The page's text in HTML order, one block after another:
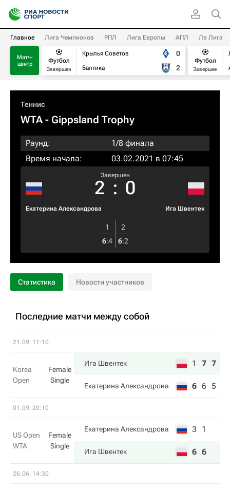
Главное Лига Чемпионов РПЛ Лига Европы АПЛ Ла Лига
Матч-
центр
Футбол
Завершен
Крылья Советов
Балтика
0
2
Футбол
Завершен
Теннис
WTA- Gippsland Trophy
Раунд:
1/8 финала
Время начала:
03.02.2021 в 07:45
Екатерина Александрова
Завершен
2 : 0
Ига Швентек
1
2
6:4 6:2
Статистика Новости участников
Последние матчи между собой
21.09, 11:10
Korea
Open
Female
Single
Ига Швентек 1 7 7
Екатерина Александрова 6 6 5
01.09, 20:10
US Open
WTA
Female
Single
Екатерина Александрова 3 1
Ига Швентек 6 6
26.06, 14:30